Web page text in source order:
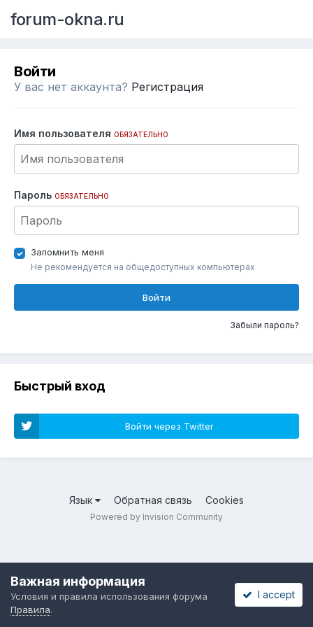
forum-okna.ru
Войти
У вас нет аккаунта? Регистрация
Имя пользователя ОБЯЗАТЕЛЬНО
Пароль ОБЯЗАТЕЛЬНО
Запомнить меня
Не рекомендуется на общедоступных компьютерах
Войти
Забыли пароль?
Быстрый вход
Войти через Twitter
Язык Обратная связь Cookies
Powered by Invision Community
Важная информация
Условия и правила использования форума
Правила.
I accept